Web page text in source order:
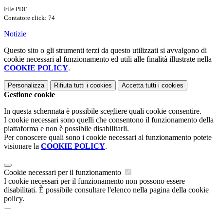
File PDF
Contatore click: 74
Notizie
Questo sito o gli strumenti terzi da questo utilizzati si avvalgono di
cookie necessari al funzionamento ed utili alle finalità illustrate nella
COOKIE POLICY.
Personalizza Rifiuta tutti i cookies Accetta tutti i cookies
Gestione cookie
In questa schermata è possibile scegliere quali cookie consentire.
I cookie necessari sono quelli che consentono il funzionamento della
piattaforma e non è possibile disabilitarli.
Per conoscere quali sono i cookie necessari al funzionamento potete
visionare la COOKIE POLICY.
Cookie necessari per il funzionamento
I cookie necessari per il funzionamento non possono essere
disabilitati. È possibile consultare l'elenco nella pagina della cookie
policy.